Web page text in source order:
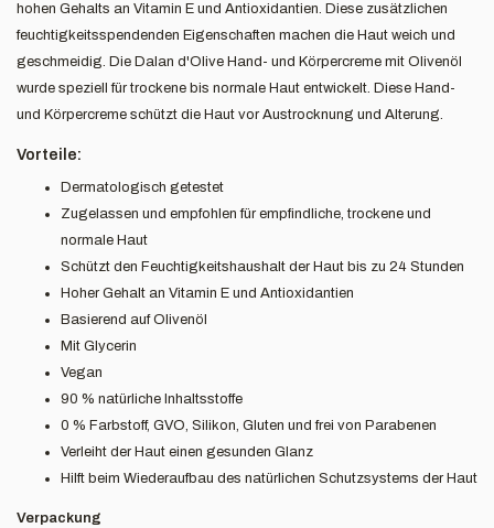
hohen Gehalts an Vitamin E und Antioxidantien. Diese zusätzlichen
feuchtigkeitsspendenden Eigenschaften machen die Haut weich und
geschmeidig. Die Dalan d'Olive Hand- und Körpercreme mit Olivenöl
wurde speziell für trockene bis normale Haut entwickelt. Diese Hand-
und Körpercreme schützt die Haut vor Austrocknung und Alterung.
Vorteile:
Dermatologisch getestet
Zugelassen und empfohlen für empfindliche, trockene und
normale Haut
Schützt den Feuchtigkeitshaushalt der Haut bis zu 24 Stunden
Hoher Gehalt an Vitamin E und Antioxidantien
Basierend auf Olivenöl
Mit Glycerin
Vegan
90 % natürliche Inhaltsstoffe
0 % Farbstoff, GVO, Silikon, Gluten und frei von Parabenen
Verleiht der Haut einen gesunden Glanz
Hilft beim Wiederaufbau des natürlichen Schutzsystems der Haut
Verpackung